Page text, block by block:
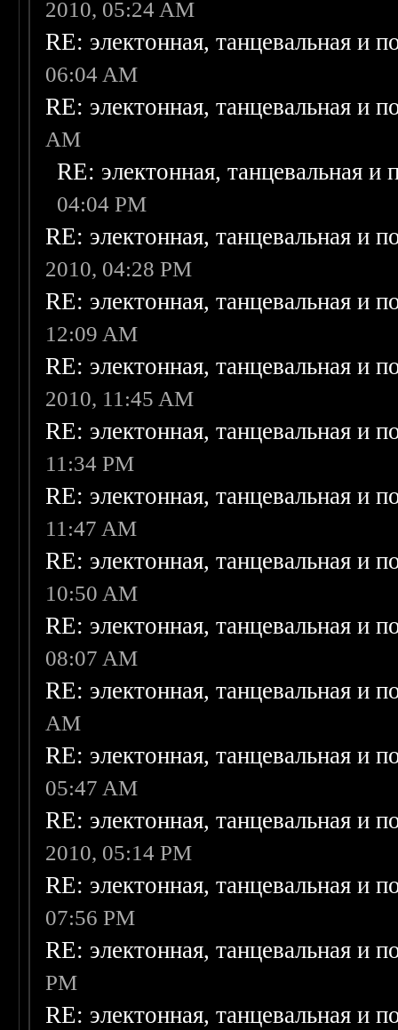
2010, 05:24 AM
RE: электонная, танцевальная и
06:04 AM
RE: электонная, танцевальная и
AM
RE: электонная, танцевальная и
04:04 PM
RE: электонная, танцевальная и
2010, 04:28 PM
RE: электонная, танцевальная и
12:09 AM
RE: электонная, танцевальная и
2010, 11:45 AM
RE: электонная, танцевальная и
11:34 PM
RE: электонная, танцевальная и
11:47 AM
RE: электонная, танцевальная и
10:50 AM
RE: электонная, танцевальная и
08:07 AM
RE: электонная, танцевальная и
AM
RE: электонная, танцевальная и
05:47 AM
RE: электонная, танцевальная и
2010, 05:14 PM
RE: электонная, танцевальная и
07:56 PM
RE: электонная, танцевальная и
PM
RE: электонная, танцевальная и